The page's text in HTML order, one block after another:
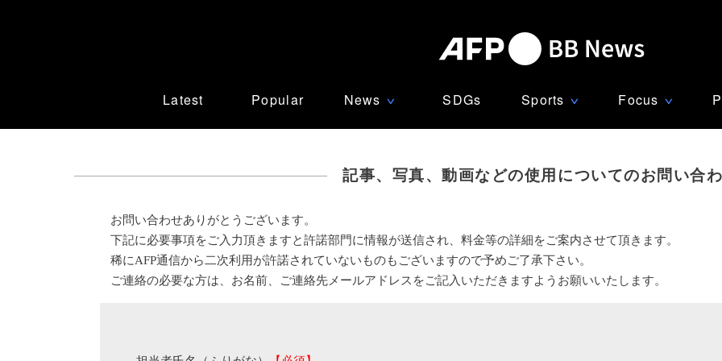
Latest Popular News ∨ SDGs Sports ∨ Focus ∨
記事、写真、動画などの使用についてのお問い合
お問い合わせありがとうございます。
下記に必要事項をご入力頂きますと許諾部門に情報が送信され、料金等の詳細をご案内させて頂きます。
稀にAFP通信から二次利用が許諾されていないものもございますので予めご了承下さい。
ご連絡の必要な方は、お名前、ご連絡先メールアドレスをご記入いただきますようお願いいたします。